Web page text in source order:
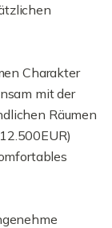
Charakter
mit der
Räumen